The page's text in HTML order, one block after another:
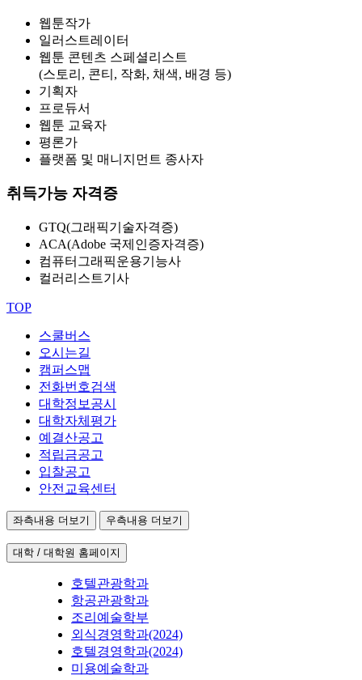
웹툰작가
일러스트레이터
웹툰 콘텐츠 스페셜리스트
(스토리, 콘티, 작화, 채색, 배경 등)
기획자
프로듀서
웹툰 교육자
평론가
플랫폼 및 매니지먼트 종사자
취득가능 자격증
GTQ(그래픽기술자격증)
ACA(Adobe 국제인증자격증)
컴퓨터그래픽운용기능사
컬러리스트기사
TOP
스쿨버스
오시는길
캠퍼스맵
전화번호검색
대학정보공시
대학자체평가
예결산공고
적립금공고
입찰공고
안전교육센터
좌측내용 더보기 우측내용 더보기
대학 / 대학원 홈페이지
호텔관광학과
항공관광학과
조리예술학부
외식경영학과(2024)
호텔경영학과(2024)
미용예술학과